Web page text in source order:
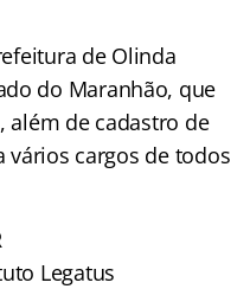
de Olinda
do Maranhão, que
além de cadastro de
vários cargos de todos
Legatus